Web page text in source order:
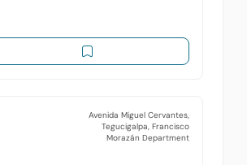
Avenida Miguel Cervantes,
Tegucigalpa, Francisco
Morazán Department